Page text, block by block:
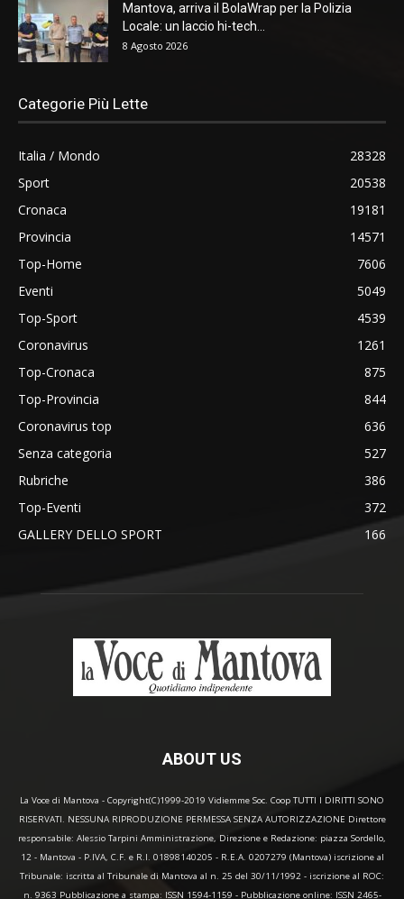
Mantova, arriva il BolaWrap per la Polizia
Locale: un laccio hi-tech...
8 Agosto 2026
Categorie Più Lette
Italia / Mondo
28328
Sport
20538
Cronaca
19181
Provincia
14571
Top-Home
7606
Eventi
5049
Top-Sport
4539
Coronavirus
1261
Top-Cronaca
875
Top-Provincia
844
Coronavirus top
636
Senza categoria
527
Rubriche
386
Top-Eventi
372
GALLERY DELLO SPORT
166
ABOUT US
La Voce di Mantova - Copyright(C)1999-2019 Vidiemme Soc. Coop TUTTI I DIRITTI SONO
RISERVATI. NESSUNA RIPRODUZIONE PERMESSA SENZA AUTORIZZAZIONE Direttore
responsabile: Alessio Tarpini Amministrazione, Direzione e Redazione: piazza Sordello,
12 - Mantova - P.IVA, C.F. e R.I. 01898140205 - R.E.A. 0207279 (Mantova) iscrizione al
Tribunale: iscritta al Tribunale di Mantova al n. 25 del 30/11/1992 - iscrizione al ROC:
n. 9363 Pubblicazione a stampa: ISSN 1594-1159 - Pubblicazione online: ISSN 2465-